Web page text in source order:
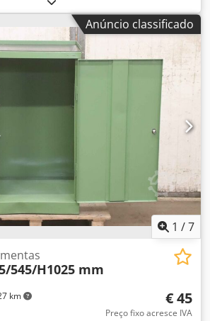
de aço com 2 portas de folha dupla,
8 gavetas - Largura: 1800 mm -
- Altura: 2060 mm -
distribuição/alturas conforme fotos -
Anúncio classificado
1 /7
km
545/H1025 mm
€ 45
Preço fixo acresce IVA